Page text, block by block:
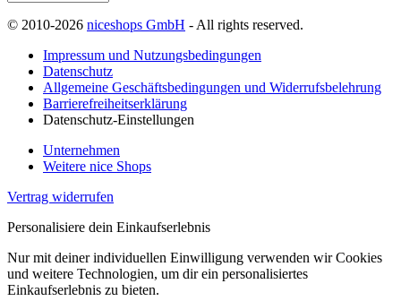
© 2010-2026 niceshops GmbH - All rights reserved.
Impressum und Nutzungsbedingungen
Datenschutz
Allgemeine Geschäftsbedingungen und Widerrufsbelehrung
Barrierefreiheitserklärung
Datenschutz-Einstellungen
Unternehmen
Weitere nice Shops
Vertrag widerrufen
Personalisiere dein Einkaufserlebnis
Nur mit deiner individuellen Einwilligung verwenden wir Cookies
und weitere Technologien, um dir ein personalisiertes
Einkaufserlebnis zu bieten.